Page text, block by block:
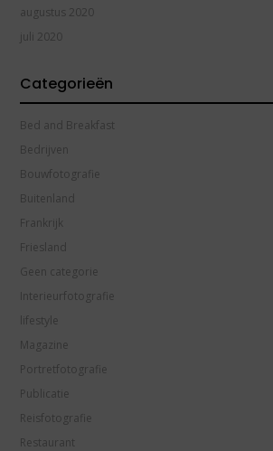
augustus 2020
juli 2020
Categorieën
Bed and Breakfast
Bedrijven
Bouwfotografie
Buitenland
Frankrijk
Friesland
Geen categorie
Interieurfotografie
lifestyle
Magazine
Portretfotografie
Publicatie
Reisfotografie
Restaurant